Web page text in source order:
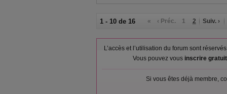
1 - 10 de 16 « ‹ Préc. 1 2 Suiv. ›
L’accès et l’utilisation du forum sont
Vous pouvez vous inscrire
Si vous êtes déjà membre,